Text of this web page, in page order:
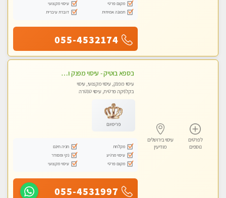
מקום פרטי
עיסוי מקצועי
תמונה אמיתית
דוברת עיברית
055-4532174
לפרטים
נוספים
עיסוי בירושלים
מודיעין
בספא בוטיק - עיסוי מפנק ומשחרר את כל השרירים !
עיסוי מפנק, עיסוי מקצועי, עיסוי
בקלניקה פרטית, עיסוי טנטרה
פרימיום
מקלחת
חניה חינם
עיסוי מרגיע
נקי ומסודר
מקום פרטי
עיסוי מקצועי
055-4531997